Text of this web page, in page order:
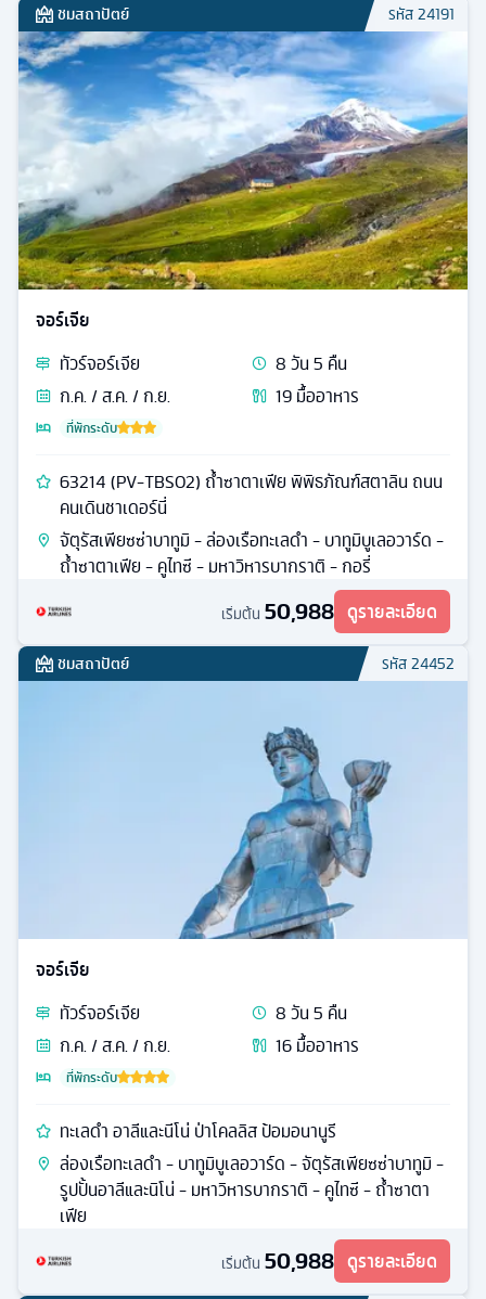
ชมสถาปัตย์ รหัส24191
จอร์เจีย
ทัวร์จอร์เจีย 8วัน5 คืน
ก.ค. / ส.ค. / ก.ย.
19มื้ออาหาร
ที่พักระดับ
63214 (PV-TBS02) ถ้ำซาตาเฟีย พิพิธภัณฑ์สตาลิน ถนน
คนเดินชาเดอร์นี่
จัตุรัสเพียซซ่าบาทูมิ - ล่องเรือทะเลดำ - บาทูมิบูเลอวาร์ด -
ถ้ำซาตาเฟีย - คูไทซี - มหาวิหารบากราติ - กอรี่
เริ่มต้น 50,988 ดูรายละเอียด
ชมสถาปัตย์ รหัส24452
จอร์เจีย
ทัวร์จอร์เจีย 8วัน5 คืน
ก.ค. / ส.ค. / ก.ย.
16มื้ออาหาร
ที่พักระดับ
ทะเลดำ อาลีและนีโน่ ป่าโคลลิส ป้อมอนานูรี
ล่องเรือทะเลดำ - บาทูมิบูเลอวาร์ด - จัตุรัสเพียซซ่าบาทูมิ -
รูปปั้นอาลีและนิโน่ - มหาวิหารบากราติ - คูไทซี - ถ้ำซาตา
เฟีย
เริ่มต้น 50,988 ดูรายละเอียด